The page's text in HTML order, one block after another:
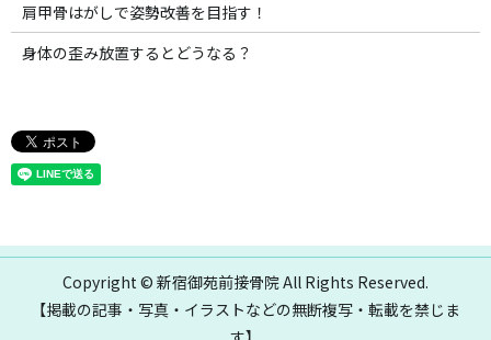
肩甲骨はがしで姿勢改善を目指す！
身体の歪み放置するとどうなる？
Copyright © 新宿御苑前接骨院 All Rights Reserved.
【掲載の記事・写真・イラストなどの無断複写・転載を禁じま